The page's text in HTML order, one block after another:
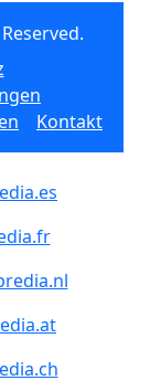
Kontakt